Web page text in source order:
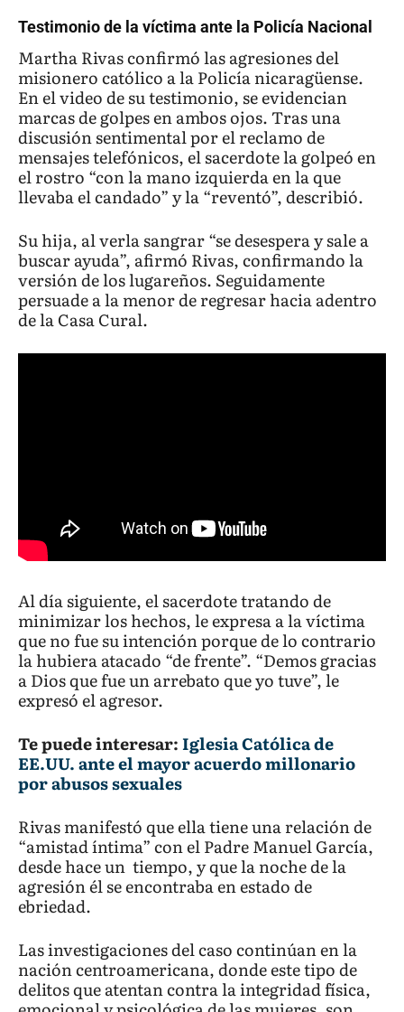
Testimonio de la víctima ante la Policía Nacional
Martha Rivas confirmó las agresiones del
misionero católico a la Policía nicaragüense.
En el video de su testimonio, se evidencian
marcas de golpes en ambos ojos. Tras una
discusión sentimental por el reclamo de
mensajes telefónicos, el sacerdote la golpeó en
el rostro “con la mano izquierda en la que
llevaba el candado” y la “reventó”, describió.
Su hija, al verla sangrar “se desespera y sale a
buscar ayuda”, afirmó Rivas, confirmando la
versión de los lugareños. Seguidamente
persuade a la menor de regresar hacia adentro
de la Casa Cural.
Al día siguiente, el sacerdote tratando de
minimizar los hechos, le expresa a la víctima
que no fue su intención porque de lo contrario
la hubiera atacado “de frente”. “Demos gracias
a Dios que fue un arrebato que yo tuve”, le
expresó el agresor.
Te puede interesar:Iglesia Católica de
EE.UU. ante el mayor acuerdo millonario
por abusos sexuales
Rivas manifestó que ella tiene una relación de
“amistad íntima” con el Padre Manuel García,
desde hace un tiempo, y que la noche de la
agresión él se encontraba en estado de
ebriedad.
Las investigaciones del caso continúan en la
nación centroamericana, donde este tipo de
delitos que atentan contra la integridad física,